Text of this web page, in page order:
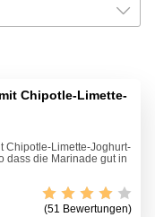
Chipotle-Limette-
Chipotle-Limette-Joghurt-
dass die Marinade gut in
(51 Bewertungen)